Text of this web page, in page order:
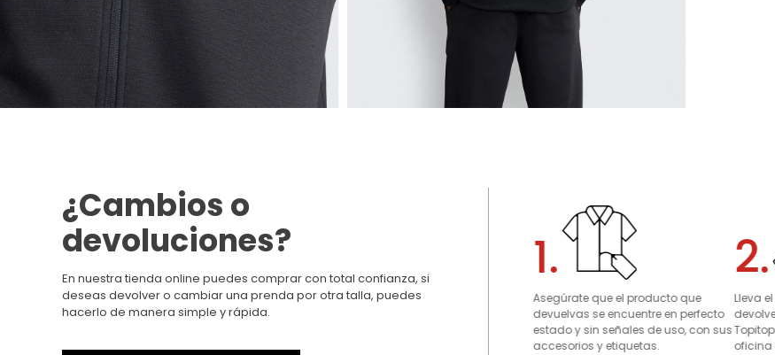
¿Cambios o
devoluciones?
En nuestra tienda online puedes comprar con total confianza, si
deseas devolver o cambiar una prenda por otra talla, puedes
hacerlo de manera simple y rápida.
1.
Asegúrate que el producto que
devuelvas se encuentre en perfecto
estado y sin señales de uso, con sus
accesorios y etiquetas.
2.
Lleva
oficina